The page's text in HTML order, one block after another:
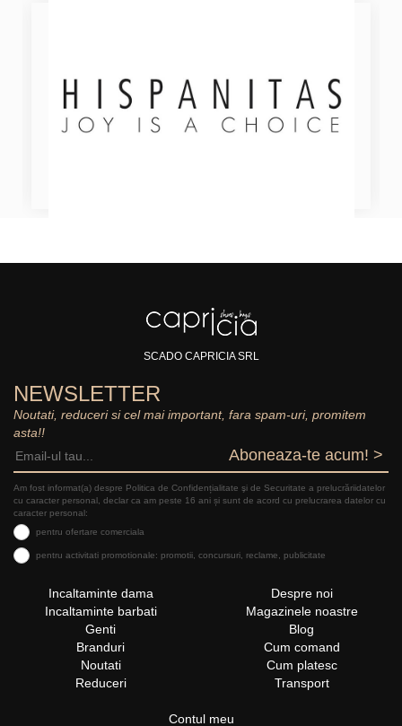
SCADO CAPRICIA SRL
NEWSLETTER
Noutati, reduceri si cel mai important, fara spam-uri, promitem
asta!!
Aboneaza-te acum! >
Am fost informat(a) despre Politica de Confidențialitate şi de Securitate a prelucrăriidatelor
cu caracter personal, declar ca am peste 16 ani și sunt de acord cu prelucrarea datelor cu
caracter personal:
pentru ofertare comerciala
pentru activitati promotionale: promotii, concursuri, reclame, publicitate
Incaltaminte dama
Incaltaminte barbati
Genti
Branduri
Noutati
Reduceri
Despre noi
Magazinele noastre
Blog
Cum comand
Cum platesc
Transport
Contul meu